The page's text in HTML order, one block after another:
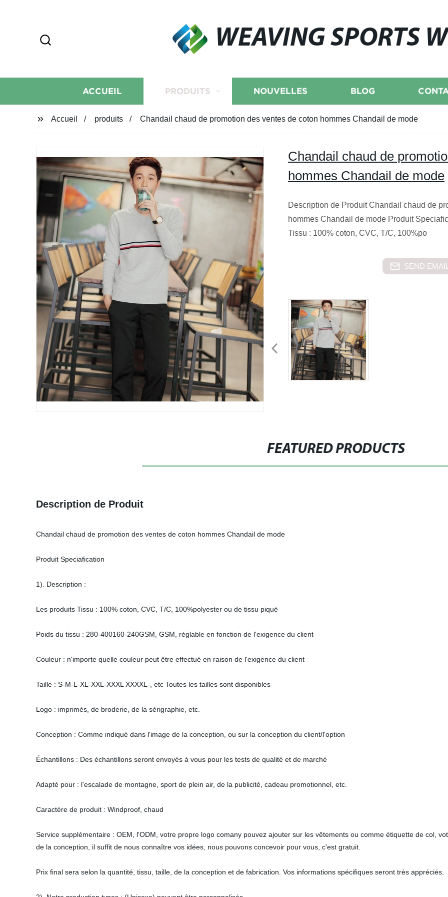
WEAVING SPORTS
ACCUEIL PRODUITS NOUVELLES BLOG
Accueil produits Chandail chaud de promotion des ventes de coton hommes Chandail de mode
Chandail chaud de
hommes Chandail de mode
Description de Produit Chandail chaud de
hommes Chandail de mode Produit
Tissu : 100% coton, CVC, T/C, 100%po
SEND
FEATURED PRODUCTS
Description de Produit
Chandail chaud de promotion des ventes de coton hommes Chandail de mode
Produit Speciafication
1). Description :
Les produits Tissu : 100% coton, CVC, T/C, 100%polyester ou de tissu piqué
Poids du tissu : 280-400160-240GSM, GSM, réglable en fonction de l'exigence du client
Couleur : n'importe quelle couleur peut être effectué en raison de l'exigence du client
Taille : S-M-L-XL-XXL-XXXL XXXXL-, etc Toutes les tailles sont disponibles
Logo : imprimés, de broderie, de la sérigraphie, etc.
Conception : Comme indiqué dans l'image de la conception, ou sur la conception du client/l'option
Échantillons : Des échantillons seront envoyés à vous pour les tests de qualité et de marché
Adapté pour : l'escalade de montagne, sport de plein air, de la publicité, cadeau promotionnel, etc.
Caractère de produit : Windproof, chaud
Service supplémentaire : OEM, l'ODM, votre propre logo comany pouvez ajouter sur les vêtements ou comme étiquette de col,
de la conception, il suffit de nous connaître vos idées, nous pouvons concevoir pour vous, c'est gratuit.
Prix final sera selon la quantité, tissu, taille, de la conception et de fabrication. Vos informations spécifiques seront très appréciés.